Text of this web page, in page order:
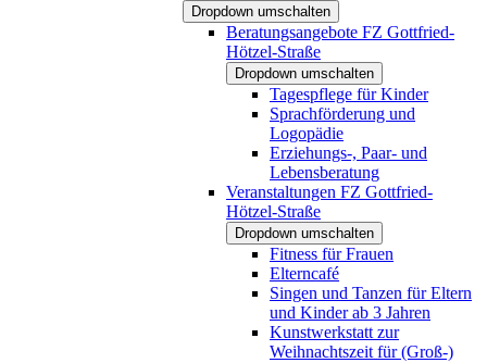
Dropdown umschalten
Beratungsangebote FZ Gottfried-
Hötzel-Straße
Dropdown umschalten
Tagespflege für Kinder
Sprachförderung und
Logopädie
Erziehungs-, Paar- und
Lebensberatung
Veranstaltungen FZ Gottfried-
Hötzel-Straße
Dropdown umschalten
Fitness für Frauen
Elterncafé
Singen und Tanzen für Eltern
und Kinder ab 3 Jahren
Kunstwerkstatt zur
Weihnachtszeit für (Groß-)